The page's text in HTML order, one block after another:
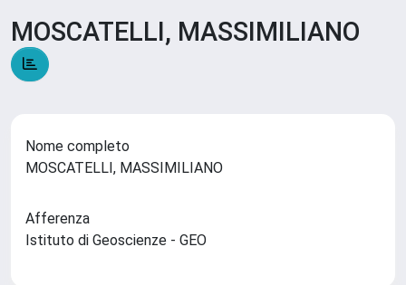
MOSCATELLI, MASSIMILIANO
Nome completo
MOSCATELLI, MASSIMILIANO
Afferenza
Istituto di Geoscienze - GEO